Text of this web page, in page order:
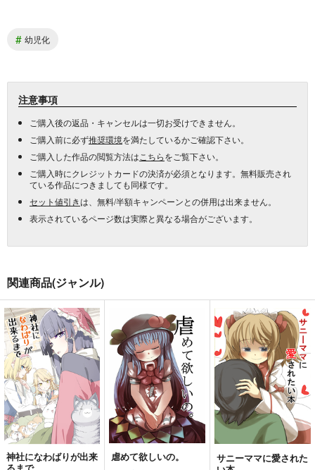
# 幼児化
注意事項
ご購入後の返品・キャンセルは一切お受けできません。
ご購入前に必ず推奨環境を満たしているかご確認下さい。
ご購入した作品の閲覧方法は こちらをご覧下さい。
ご購入時にクレジットカードの決済が必須となります。無料販売され
ている作品につきましても同様です。
セット値引きは、無料/半額キャンペーンとの併用は出来ません。
表示されているページ数は実際と異なる場合がございます。
関連商品(ジャンル)
神社になわばりが出来
虐めて欲しいの。
サニーママに愛された